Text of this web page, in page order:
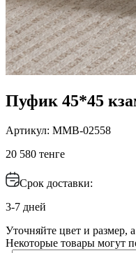
Пуфик 45*45
Артикул: ММВ-02558
20 580 тенге
Срок доставки:
3-7 дней
Уточняйте цвет и размер,
Некоторые товары могут